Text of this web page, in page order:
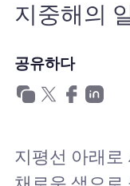
비즈니스를위한
지중해의
공유하다
지평선 아래로